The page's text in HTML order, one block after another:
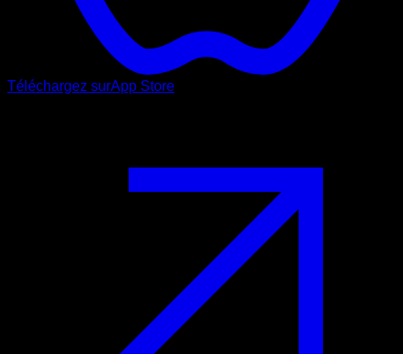
Téléchargez surApp Store